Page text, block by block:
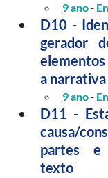
9 ano -
D10 -
gerador
a narrativa
9 ano -
D11 -
causa/
partes e
texto